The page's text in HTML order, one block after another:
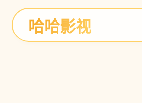
哈哈影视
灌篮高手
全国大赛 热血决战